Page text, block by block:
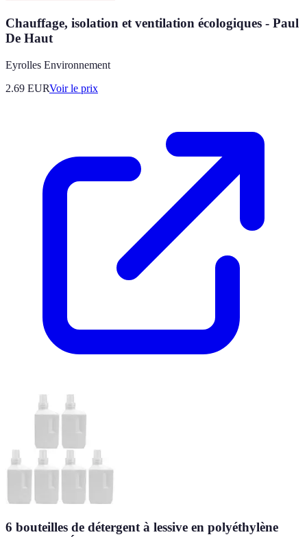
Chauffage, isolation et ventilation écologiques - Paul
De Haut
Eyrolles Environnement
2.69 EURVoir le prix
6 bouteilles de détergent à lessive en polyéthylène